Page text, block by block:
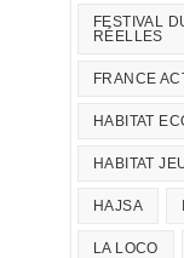
FESTIVAL
RÉELLES
FRANCE
HABITAT
HABITAT
HAJSA
LA LOCO